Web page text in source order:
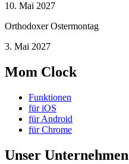
10. Mai 2027
Orthodoxer Ostermontag
3. Mai 2027
Mom Clock
Funktionen
für iOS
für Android
für Chrome
Unser Unternehmen